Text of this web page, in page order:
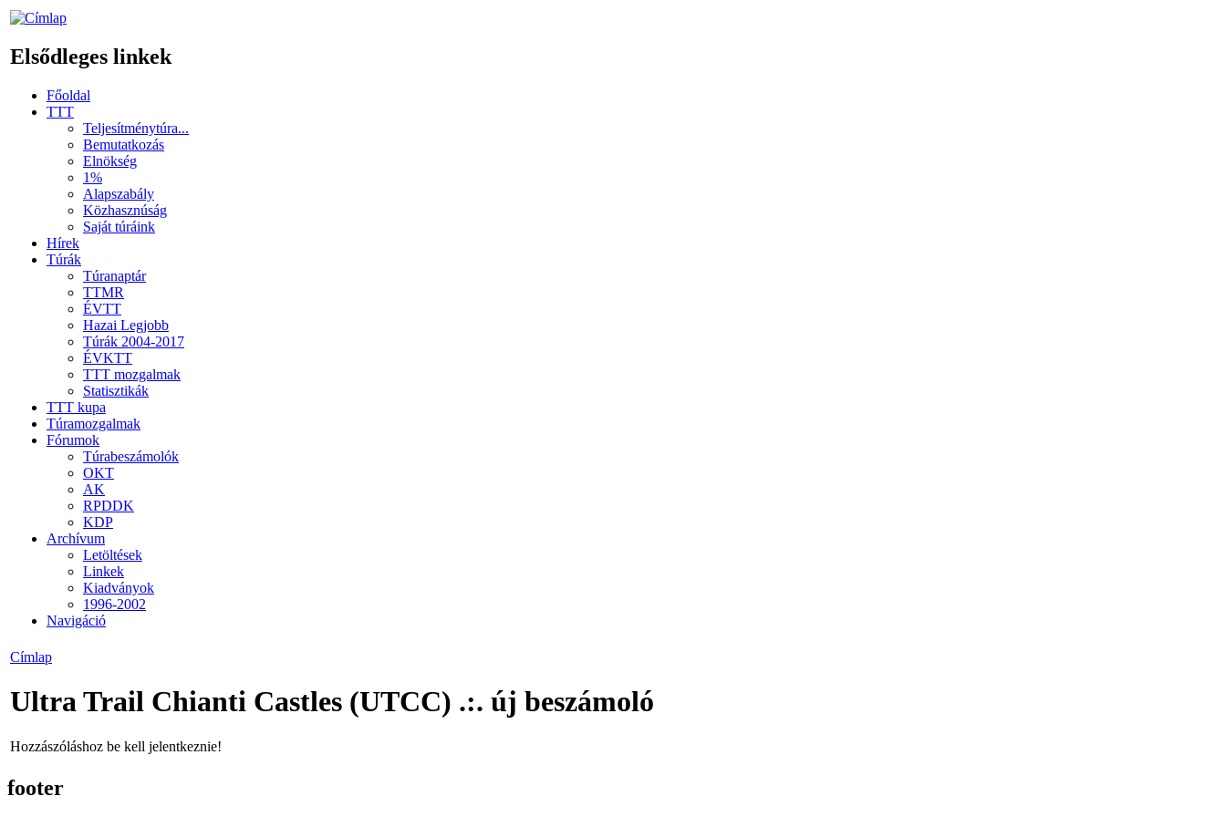
Elsődleges linkek
Főoldal
TTT
Teljesítménytúra...
Bemutatkozás
Elnökség
1%
Alapszabály
Közhasznúság
Saját túráink
Hírek
Túrák
Túranaptár
TTMR
ÉVTT
Hazai Legjobb
Túrák 2004-2017
ÉVKTT
TTT mozgalmak
Statisztikák
TTT kupa
Túramozgalmak
Fórumok
Túrabeszámolók
OKT
AK
RPDDK
KDP
Archívum
Letöltések
Linkek
Kiadványok
1996-2002
Navigáció
Címlap
Ultra Trail Chianti Castles (UTCC) .:. új beszámoló
Hozzászóláshoz be kell jelentkeznie!
footer